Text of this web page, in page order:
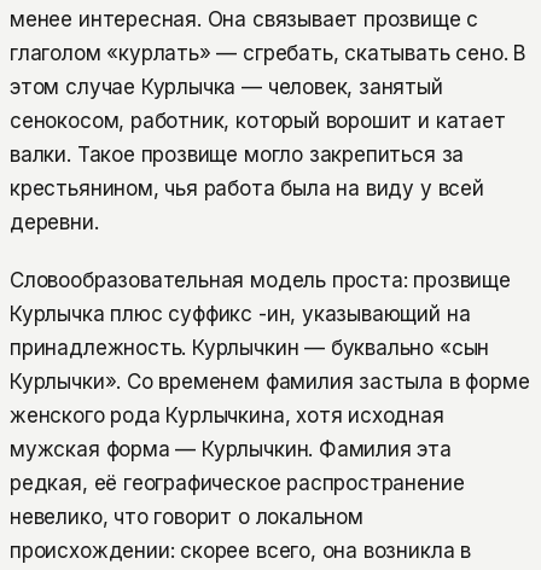
менее интересная. Она связывает прозвище с
глаголом «курлать» — сгребать, скатывать сено. В
этом случае Курлычка — человек, занятый
сенокосом, работник, который ворошит и катает
валки. Такое прозвище могло закрепиться за
крестьянином, чья работа была на виду у всей
деревни.
Словообразовательная модель проста: прозвище
Курлычка плюс суффикс -ин, указывающий на
принадлежность. Курлычкин — буквально «сын
Курлычки». Со временем фамилия застыла в форме
женского рода Курлычкина, хотя исходная
мужская форма — Курлычкин. Фамилия эта
редкая, её географическое распространение
невелико, что говорит о локальном
происхождении: скорее всего, она возникла в